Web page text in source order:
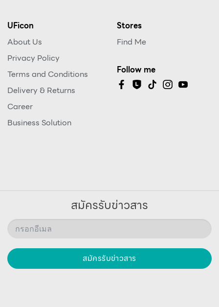
UFicon
About Us
Privacy Policy
Terms and Conditions
Delivery & Returns
Career
Business Solution
Stores
Find Me
Follow me
สมัครรับข่าวสาร
สมัครรับข่าวสาร